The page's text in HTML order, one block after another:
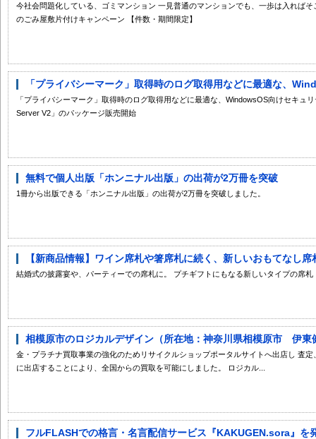
今社会問題化している、ゴミマンション 一見普通のマンションでも、一歩は入れば
のごみ屋敷片付けキャンペーン 【件数・期間限定】
「プライバシーマーク」取得時のログ取得用などに最適な、
「プライバシーマーク」取得時のログ取得用などに最適な、WindowsOS向けセキュ
Server V2」のパッケージ販売開始
無料で個人出版「ホンニナル出版」の出荷が2万冊を突破
1冊から出版できる「ホンニナル出版」の出荷が2万冊を突破しました。
【新商品情報】ワイン席札や箸席札に続く、新しいおもてなし席
結婚式の披露宴や、パーティーでの席札に。 プチギフトにもなる新しいタイプの席
相模原市のロジカルデザイン（所在地：神奈川県相模原市 伊東
金・プラチナ買取事業の強化のためリサイクルショップポータルサイトへ出店し 査
に出店することにより、全国からの買取を可能にしました。 ロジカル...
フルFLASHでの格言・名言配信サービス『KAKUGEN.sora』